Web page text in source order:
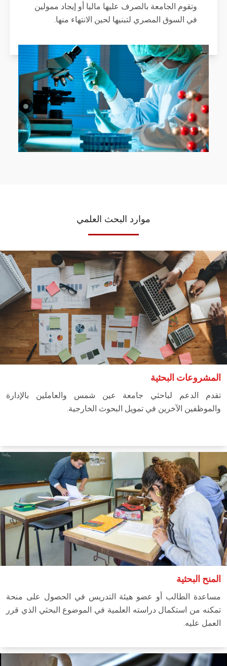
وتقوم الجامعة بالصرف عليها ماليا أو إيجاد ممولين
في السوق المصري لتبنيها لحين الانتهاء منها.
موارد البحث العلمي
المشروعات البحثية
تقدم الدعم لباحثي جامعة عين شمس والعاملين بالإدارة
والموظفين الآخرين في تمويل البحوث الخارجية.
المنح البحثية
مساعدة الطالب أو عضو هيئة التدريس في الحصول على منحة
تمكنه من استكمال دراسته العلمية في الموضوع البحثي الذي قرر
العمل عليه.